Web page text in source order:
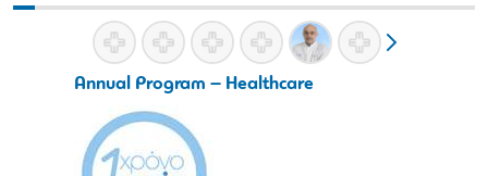
Annual Program – Healthcare